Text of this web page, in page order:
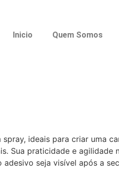
Inicio Quem Somos
ideais para criar uma
Sua praticidade e
seja visível após a